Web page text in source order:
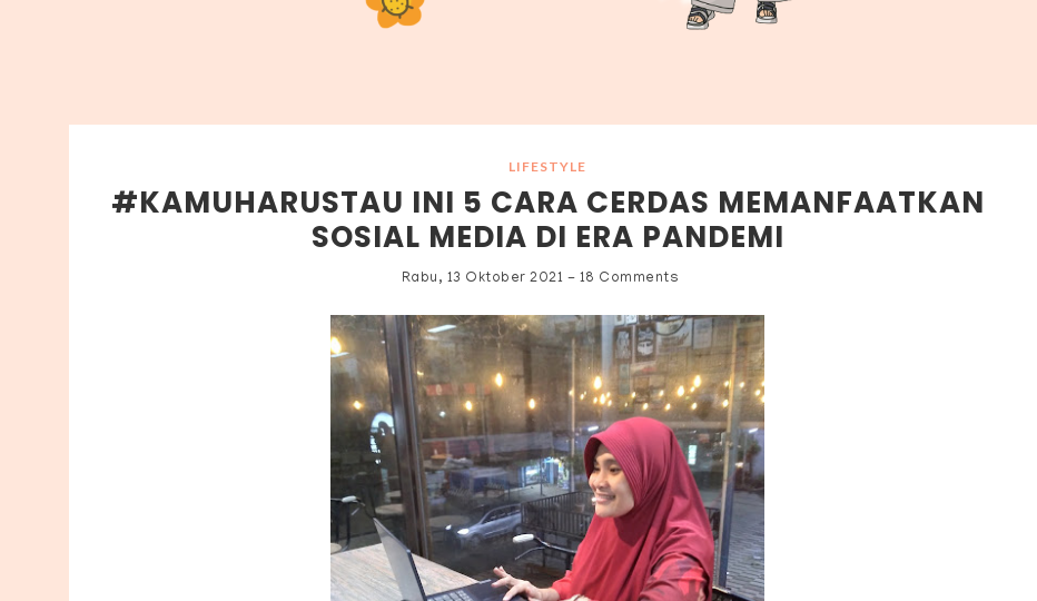
LIFESTYLE
#KAMUHARUSTAU INI 5 CARA CERDAS MEMANFAATKAN
SOSIAL MEDIA DI ERA PANDEMI
Rabu, 13 Oktober 2021 - 18 Comments